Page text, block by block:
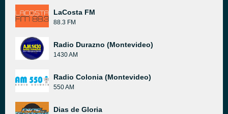
LaCosta FM
88.3 FM
Radio Durazno (Montevideo)
1430 AM
Radio Colonia (Montevideo)
550 AM
Dias de Gloria